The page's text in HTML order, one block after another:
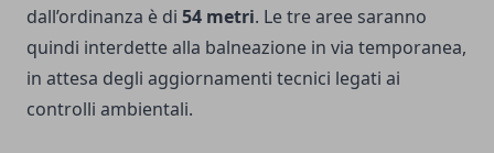
dall’ordinanza è di 54 metri. Le tre aree saranno
quindi interdette alla balneazione in via temporanea,
in attesa degli aggiornamenti tecnici legati ai
controlli ambientali.